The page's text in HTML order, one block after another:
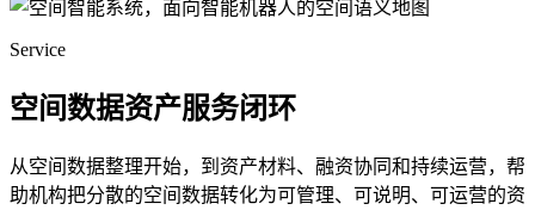
Service
空间数据资产服务闭环
从空间数据整理开始，到资产材料、融资协同和持续运营，帮
助机构把分散的空间数据转化为可管理、可说明、可运营的资